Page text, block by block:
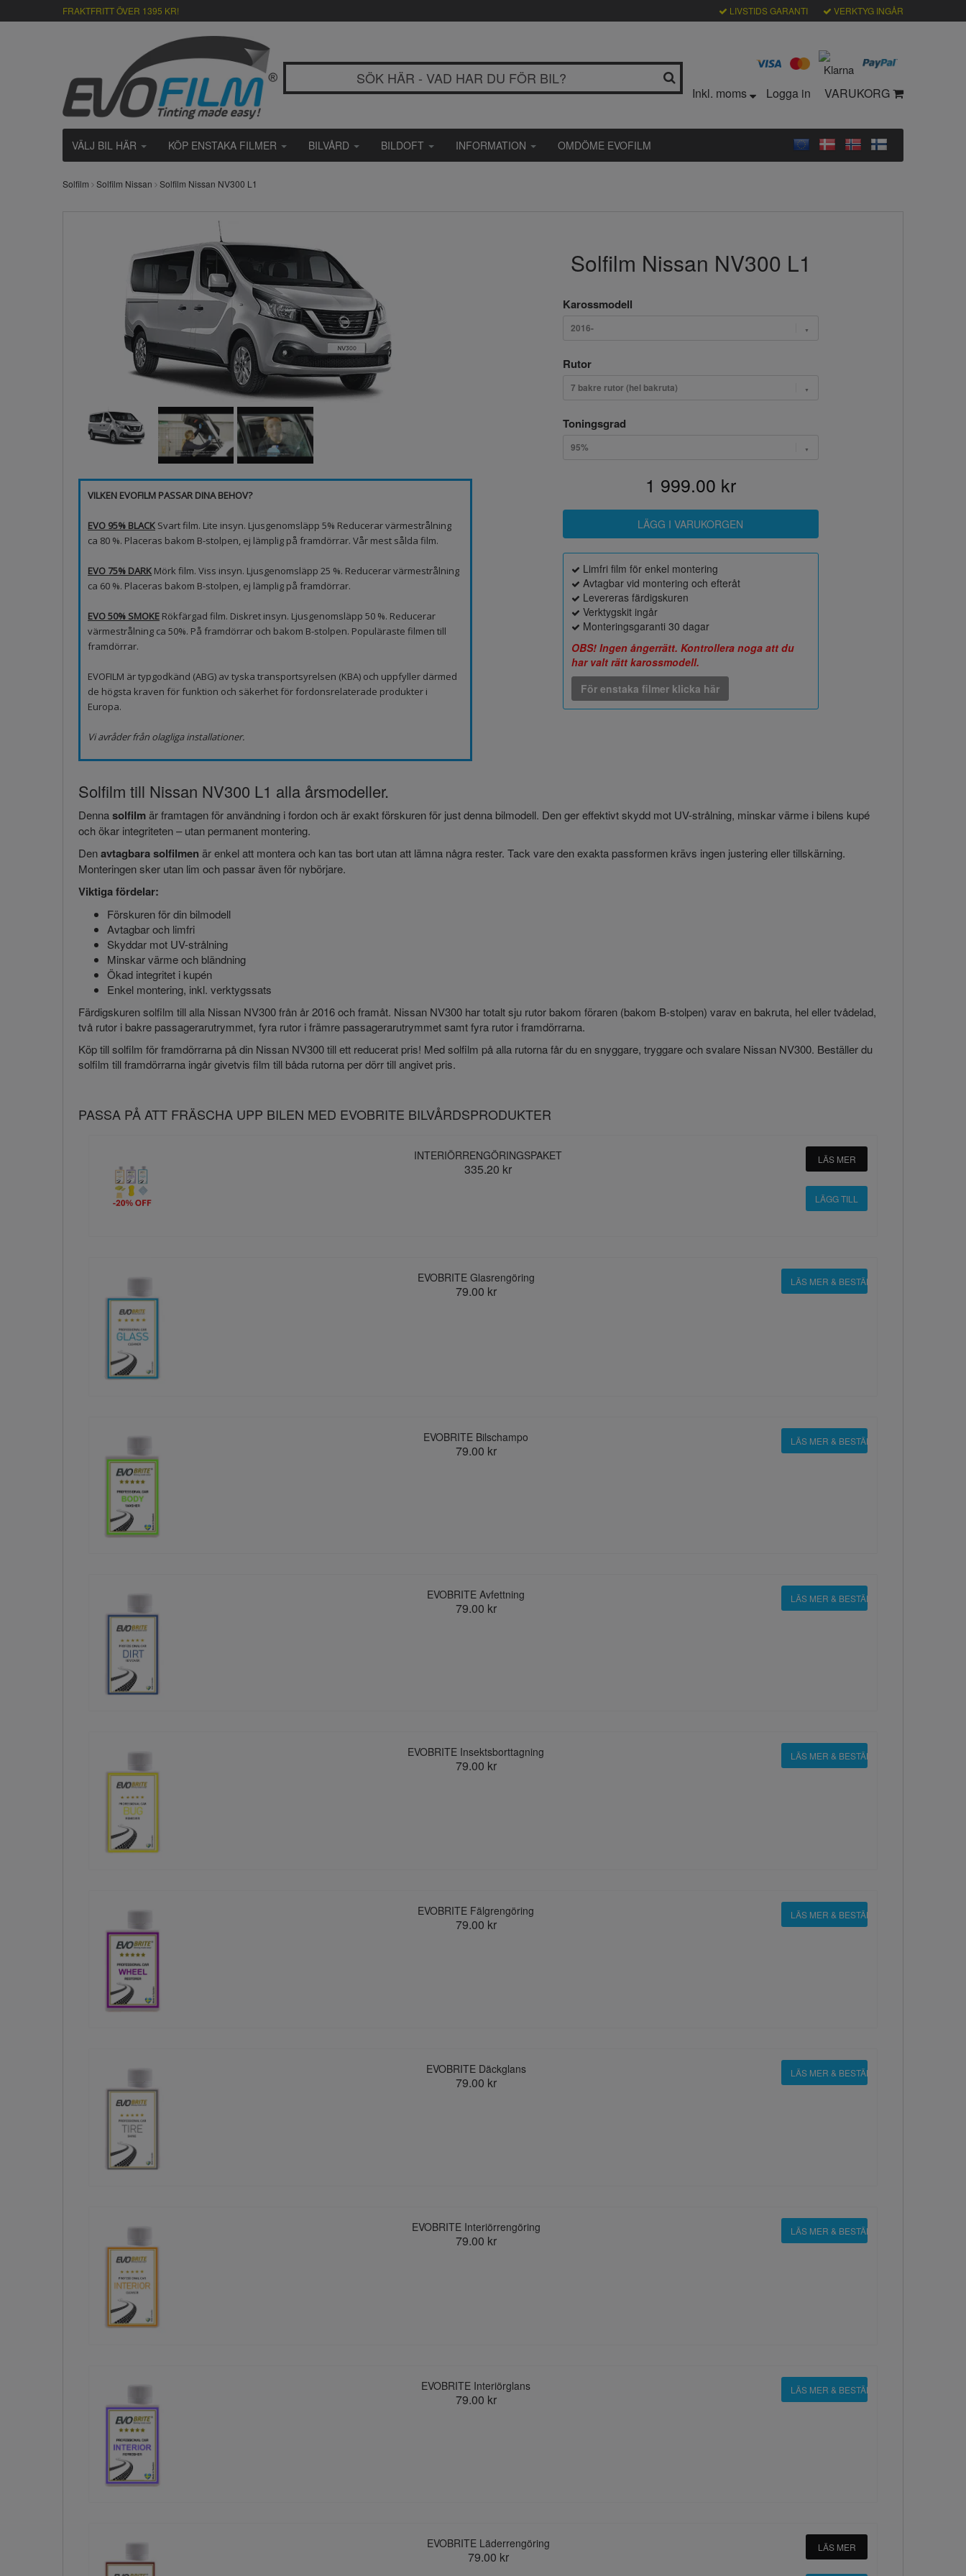
FRAKTFRITT ÖVER 1395 KR! LIVSTIDS GARANTI VERKTYG INGÅR
Inkl. moms Logga in VARUKORG
VÄLJ BIL HÄR KÖP ENSTAKA FILMER BILVÅRD BILDOFT INFORMATION OMDÖME EVOFILM
Solfilm Solfilm Nissan Solfilm Nissan NV300 L1
VILKEN EVOFILM PASSAR DINA BEHOV?
EVO 95% BLACK Svart film. Lite insyn. Ljusgenomsläpp 5% Reducerar värmestrålning
ca 80 %. Placeras bakom B-stolpen, ej lämplig på framdörrar. Vår mest sålda film.
EVO 75% DARK Mörk film. Viss insyn. Ljusgenomsläpp 25 %. Reducerar värmestrålning
ca 60 %. Placeras bakom B-stolpen, ej lämplig på framdörrar.
EVO 50% SMOKE Rökfärgad film. Diskret insyn. Ljusgenomsläpp 50 %. Reducerar
värmestrålning ca 50%. På framdörrar och bakom B-stolpen. Populäraste filmen till
framdörrar.
EVOFILM är typgodkänd (ABG) av tyska transportsyrelsen (KBA) och uppfyller därmed
de högsta kraven för funktion och säkerhet för fordonsrelaterade produkter i
Europa.
Vi avråder från olagliga installationer.
Solfilm Nissan NV300 L1
Karossmodell
2016-
Rutor
7 bakre rutor (hel bakruta)
Toningsgrad
95%
1 999.00 kr
Limfri film för enkel montering
Avtagbar vid montering och efteråt
Levereras färdigskuren
Verktygskit ingår
Monteringsgaranti 30 dagar
OBS! Ingen ångerrätt. Kontrollera noga att du
har valt rätt karossmodell.
För enstaka filmer klicka här
Solfilm till Nissan NV300 L1 alla årsmodeller.
Dennasolfilmär framtagen för användning i fordon och är exakt förskuren för just denna bilmodell. Den ger effektivt skydd mot UV-strålning, minskar värme i bilens kupé
och ökar integriteten – utan permanent montering.
Denavtagbara solfilmen är enkel att montera och kan tas bort utan att lämna några rester. Tack vare den exakta passformen krävs ingen justering eller tillskärning.
Monteringen sker utan lim och passar även för nybörjare.
Viktiga fördelar:
Förskuren för din bilmodell
Avtagbar och limfri
Skyddar mot UV-strålning
Minskar värme och bländning
Ökad integritet i kupén
Enkel montering, inkl. verktygssats
Färdigskuren solfilm till alla Nissan NV300 från år 2016 och framåt. Nissan NV300 har totalt sju rutor bakom föraren (bakom B-stolpen) varav en bakruta, hel eller tvådelad,
två rutor i bakre passagerarutrymmet, fyra rutor i främre passagerarutrymmet samt fyra rutor i framdörrarna.
Köp till solfilm för framdörrarna på din Nissan NV300 till ett reducerat pris! Med solfilm på alla rutorna får du en snyggare, tryggare och svalare Nissan NV300. Beställer du
solfilm till framdörrarna ingår givetvis film till båda rutorna per dörr till angivet pris.
PASSA PÅ ATT FRÄSCHA UPP BILEN MED EVOBRITE BILVÅRDSPRODUKTER
INTERIÖRRENGÖRINGSPAKET
335.20 kr
LÄS MER
EVOBRITE Glasrengöring
79.00 kr
LÄS MER & BESTÄLL
EVOBRITE Bilschampo
79.00 kr
LÄS MER & BESTÄLL
EVOBRITE Avfettning
79.00 kr
LÄS MER & BESTÄLL
EVOBRITE Insektsborttagning
79.00 kr
LÄS MER & BESTÄLL
EVOBRITE Fälgrengöring
79.00 kr
LÄS MER & BESTÄLL
EVOBRITE Däckglans
79.00 kr
LÄS MER & BESTÄLL
EVOBRITE Interiörrengöring
79.00 kr
LÄS MER & BESTÄLL
EVOBRITE Interiörglans
79.00 kr
LÄS MER & BESTÄLL
EVOBRITE Läderrengöring
79.00 kr
LÄS MER